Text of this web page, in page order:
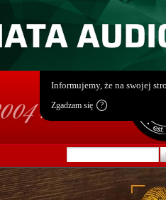
Informujemy, że na swojej
Zgadzam się ?